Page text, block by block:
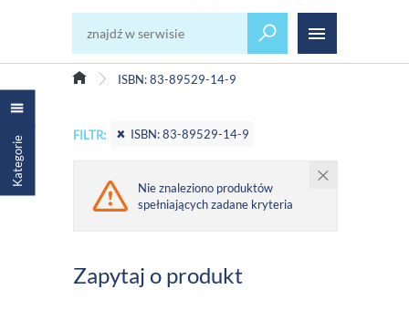
ISBN: 83-89529-14-9
Kategorie FILTR: ISBN: 83-89529-14-9
Nie znaleziono produktów
spełniających zadane kryteria
Zapytaj o produkt